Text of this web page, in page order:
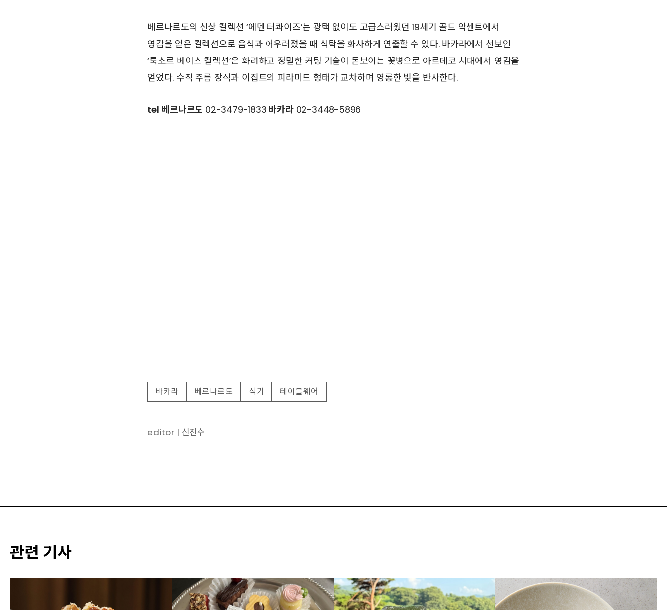
베르나르도의 신상 컬렉션 ‘에덴 터콰이즈’는 광택 없이도 고급스러웠던 19세기 골드 악센트에서
영감을 얻은 컬렉션으로 음식과 어우러졌을 때 식탁을 화사하게 연출할 수 있다. 바카라에서 선보인
‘룩소르 베이스 컬렉션’은 화려하고 정밀한 커팅 기술이 돋보이는 꽃병으로 아르데코 시대에서 영감을
얻었다. 수직 주름 장식과 이집트의 피라미드 형태가 교차하며 영롱한 빛을 반사한다.
tel 베르나르도 02-3479-1833 바카라02-3448-5896
바카라 베르나르도 식기 테이블웨어
editor | 신진수
관련 기사